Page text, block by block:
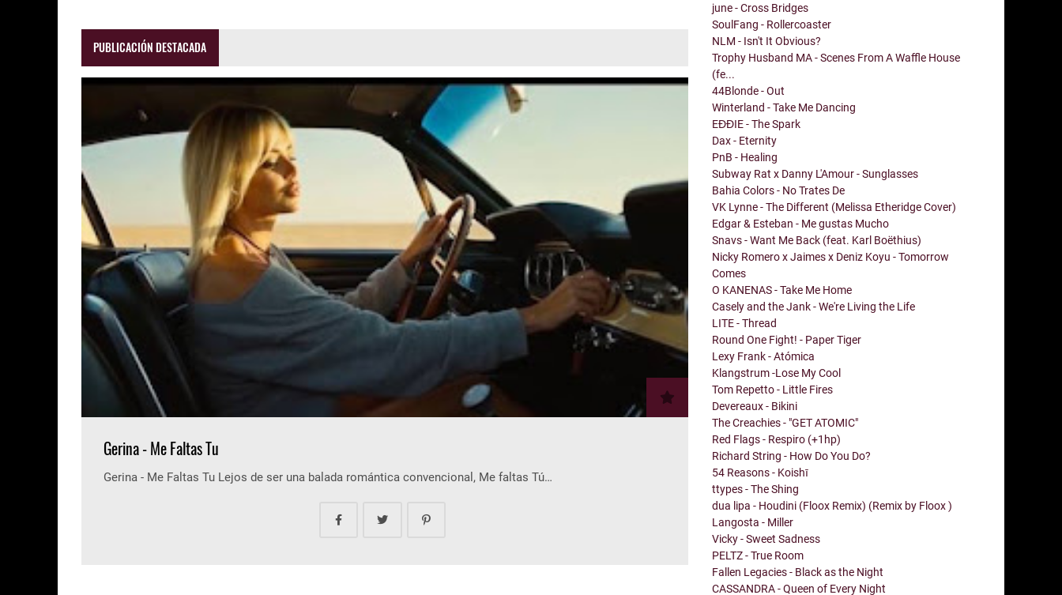
PUBLICACIÓN DESTACADA
Gerina - Me Faltas Tu
Gerina - Me Faltas Tu Lejos de ser una balada romántica convencional, Me faltas Tú…
june - Cross Bridges
SoulFang - Rollercoaster
NLM - Isn't It Obvious?
Trophy Husband MA - Scenes From A Waffle House
(fe...
44Blonde - Out
Winterland - Take Me Dancing
EĐĐIE - The Spark
Dax - Eternity
PnB - Healing
Subway Rat x Danny L'Amour - Sunglasses
Bahia Colors - No Trates De
VK Lynne - The Different (Melissa Etheridge Cover)
Edgar & Esteban - Me gustas Mucho
Snavs - Want Me Back (feat. Karl Boëthius)
Nicky Romero x Jaimes x Deniz Koyu - Tomorrow
Comes
O KANENAS - Take Me Home
Casely and the Jank - We're Living the Life
LITE - Thread
Round One Fight! - Paper Tiger
Lexy Frank - Atómica
Klangstrum -Lose My Cool
Tom Repetto - Little Fires
Devereaux - Bikini
The Creachies - "GET ATOMIC"
Red Flags - Respiro (+1hp)
Richard String - How Do You Do?
54 Reasons - Koishī
ttypes - The Shing
dua lipa - Houdini (Floox Remix) (Remix by Floox )
Langosta - Miller
Vicky - Sweet Sadness
PELTZ - True Room
Fallen Legacies - Black as the Night
CASSANDRA - Queen of Every Night